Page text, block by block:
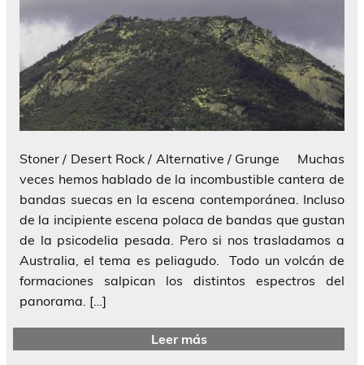
Stoner / Desert Rock / Alternative / Grunge Muchas
veces hemos hablado de la incombustible cantera de
bandas suecas en la escena contemporánea. Incluso
de la incipiente escena polaca de bandas que gustan
de la psicodelia pesada. Pero si nos trasladamos a
Australia, el tema es peliagudo. Todo un volcán de
formaciones salpican los distintos espectros del
panorama. […]
Leer más